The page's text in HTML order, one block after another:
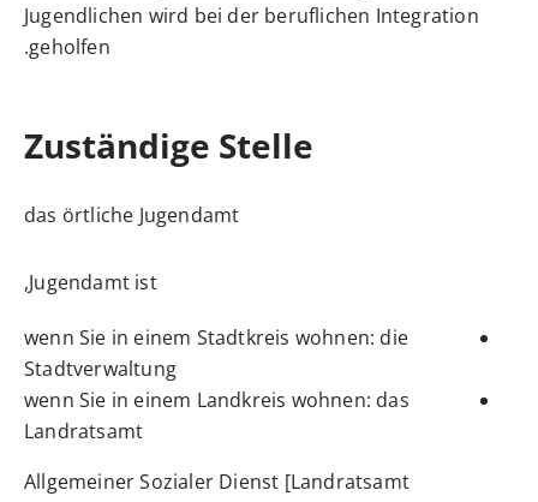
Jugendlichen wird bei der beruflichen Integration
geholfen.
Zuständige Stelle
das örtliche Jugendamt
Jugendamt ist,
wenn Sie in einem Stadtkreis wohnen: die
Stadtverwaltung
wenn Sie in einem Landkreis wohnen: das
Landratsamt
Allgemeiner Sozialer Dienst [Landratsamt